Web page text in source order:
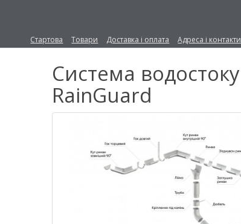
Стартова Товари Доставка і оплата Адреса і контакти
Система водостоку
RainGuard